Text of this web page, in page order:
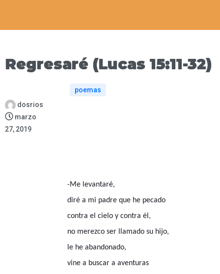
Regresaré (Lucas 15:11-32)
dosrios
marzo
27, 2019
poemas
-Me levantaré,
diré a mi padre que he pecado
contra el cielo y contra él,
no merezco ser llamado su hijo,
le he abandonado,
vine a buscar a aventuras